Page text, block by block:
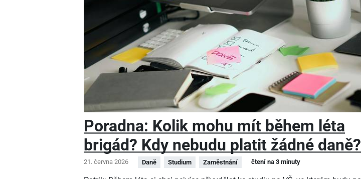
Poradna: Kolik mohu mít během léta
brigád? Kdy nebudu platit žádné daně?
21. června 2026 Daně Studium Zaměstnání čtení na 3 minuty